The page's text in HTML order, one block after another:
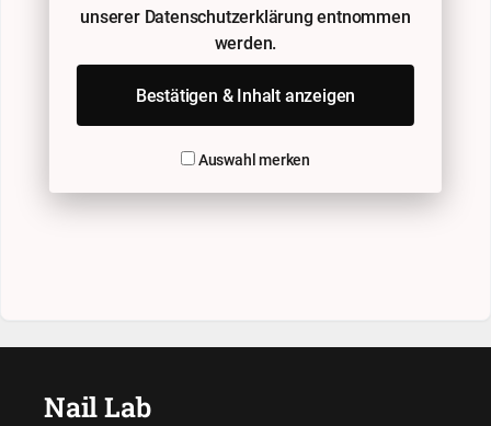
unserer Datenschutzerklärung entnommen
werden.
Bestätigen & Inhalt anzeigen
Auswahl merken
Nail Lab